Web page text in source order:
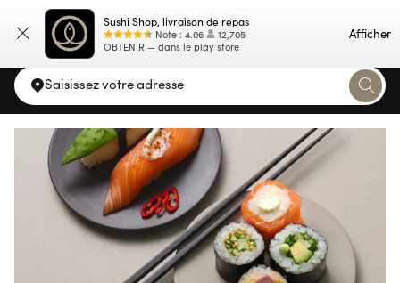
Sushi Shop, livraison de repas
Note : 4.06
12,705
OBTENIR — dans le play store
Afficher
Carte
Saisissez votre adresse